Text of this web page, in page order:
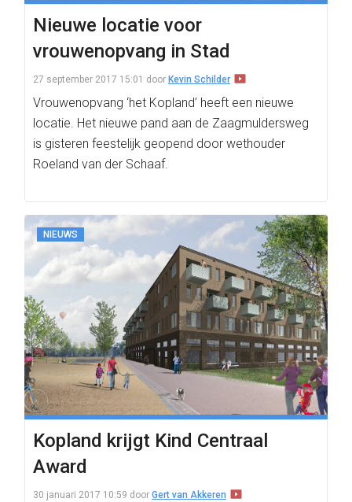
Nieuwe locatie voor
vrouwenopvang in Stad
27 september 2017 15:01 door Kevin Schilder
Vrouwenopvang ‘het Kopland’ heeft een nieuwe
locatie. Het nieuwe pand aan de Zaagmuldersweg
is gisteren feestelijk geopend door wethouder
Roeland van der Schaaf.
NIEUWS
Kopland krijgt Kind Centraal
Award
30 januari 2017 10:59 door Gert van Akkeren